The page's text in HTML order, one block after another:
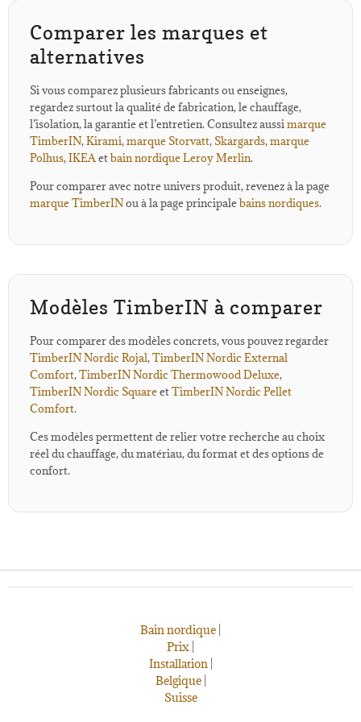
Comparer les marques et
alternatives
Si vous comparez plusieurs fabricants ou enseignes,
regardez surtout la qualité de fabrication, le chauffage,
l’isolation, la garantie et l’entretien. Consultez aussimarque
TimberIN,Kirami,marque Storvatt, Skargards,marque
Polhus,IKEAetbain nordique Leroy Merlin.
Pour comparer avec notre univers produit, revenez à la page
marque TimberINou à la page principalebains nordiques.
Modèles TimberIN à comparer
Pour comparer des modèles concrets, vous pouvez regarder
TimberIN Nordic Rojal,TimberIN Nordic External
Comfort,TimberIN Nordic Thermowood Deluxe,
TimberIN Nordic SquareetTimberIN Nordic Pellet
Comfort.
Ces modèles permettent de relier votre recherche au choix
réel du chauffage, du matériau, du format et des options de
confort.
Bain nordique
Prix
Installation|
Belgique|
Suisse